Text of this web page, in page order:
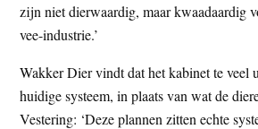
zijn niet dierwaardig, maar kwaadaardig
vee-industrie.’
Wakker Dier vindt dat het kabinet te veel
huidige systeem, in plaats van wat de
Vestering: ‘Deze plannen zitten echte